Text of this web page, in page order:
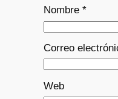
Nombre *
Correo
Web